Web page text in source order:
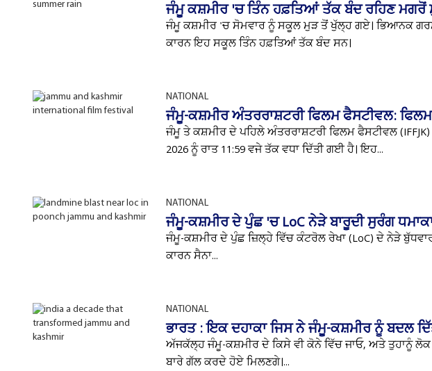
ਜੰਮੂ ਕਸ਼ਮੀਰ 'ਚ ਤਿੰਨ ਹਫ਼ਤਿਆਂ ਤੱਕ ਬੰਦ ਰਹਿਣ
ਜੰਮੂ ਕਸ਼ਮੀਰ 'ਚ ਸੋਮਵਾਰ ਨੂੰ ਸਕੂਲ ਮੁੜ ਤੋਂ ਖੁੱਲ੍ਹ ਗਏ। ਭਿਆਨਕ
ਕਾਰਨ ਇਹ ਸਕੂਲ ਤਿੰਨ ਹਫ਼ਤਿਆਂ ਤੱਕ ਬੰਦ ਸਨ।
NATIONAL
ਜੰਮੂ-ਕਸ਼ਮੀਰ ਅੰਤਰਰਾਸ਼ਟਰੀ ਫਿਲਮ ਫੈਸਟੀਵਲ:
ਜੰਮੂ ਤੇ ਕਸ਼ਮੀਰ ਦੇ ਪਹਿਲੇ ਅੰਤਰਰਾਸ਼ਟਰੀ ਫਿਲਮ ਫੈਸਟੀਵਲ
2026 ਨੂੰ ਰਾਤ 11:59 ਵਜੇ ਤੱਕ ਵਧਾ ਦਿੱਤੀ ਗਈ ਹੈ। ਇਹ...
NATIONAL
ਜੰਮੂ-ਕਸ਼ਮੀਰ ਦੇ ਪੁੰਛ 'ਚ LoC ਨੇੜੇ ਬਾਰੂਦੀ ਸੁਰੰਗ
ਜੰਮੂ-ਕਸ਼ਮੀਰ ਦੇ ਪੁੰਛ ਜ਼ਿਲ੍ਹੇ ਵਿੱਚ ਕੰਟਰੋਲ ਰੇਖਾ (LoC) ਦੇ ਨੇੜੇ
ਕਾਰਨ ਸੈਨਾ...
NATIONAL
ਭਾਰਤ : ਇਕ ਦਹਾਕਾ ਜਿਸ ਨੇ ਜੰਮੂ-ਕਸ਼ਮੀਰ ਨੂੰ ਬਦਲ
ਅੱਜਕੱਲ੍ਹ ਜੰਮੂ-ਕਸ਼ਮੀਰ ਦੇ ਕਿਸੇ ਵੀ ਕੋਨੇ ਵਿੱਚ ਜਾਓ, ਅਤੇ ਤੁਹਾਨੂੰ
ਬਾਰੇ ਗੱਲ ਕਰਦੇ ਹੋਏ ਮਿਲਣਗੇ।...